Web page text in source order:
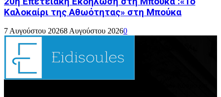
Καλοκαίρι της Αθωότητας» στη Μπούκα
7 Αυγούστου 20268 Αυγούστου 20260